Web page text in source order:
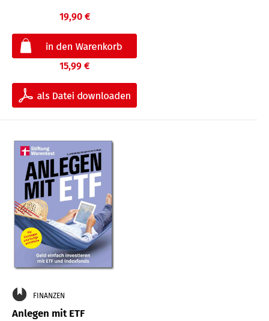
19,90 €
15,99 €
FINANZEN
Anlegen mit ETF